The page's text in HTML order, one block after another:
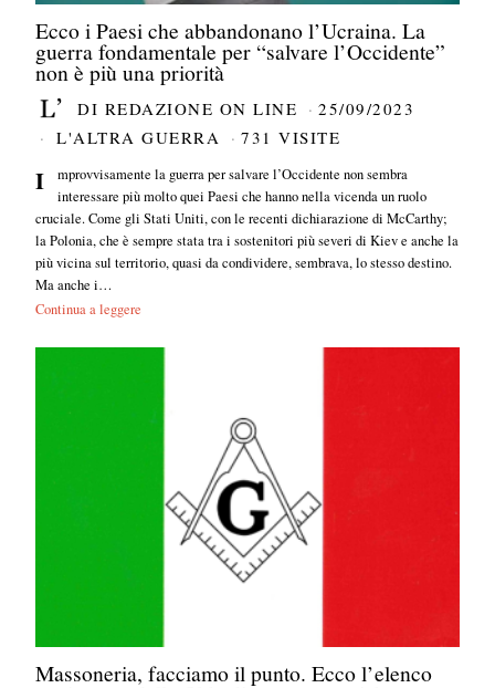
Ecco i Paesi che abbandonano l’Ucraina. La
guerra fondamentale per “salvare l’Occidente”
non è più una priorità
DI REDAZIONE ON LINE
25/09/2023
L'ALTRA GUERRA
731 VISITE
Improvvisamente la guerra per salvare l’Occidente non sembra
interessare più molto quei Paesi che hanno nella vicenda un ruolo
cruciale. Come gli Stati Uniti, con le recenti dichiarazione di McCarthy;
la Polonia, che è sempre stata tra i sostenitori più severi di Kiev e anche la
più vicina sul territorio, quasi da condividere, sembrava, lo stesso destino.
Ma anche i…
Continua a leggere
Massoneria, facciamo il punto. Ecco l’elenco